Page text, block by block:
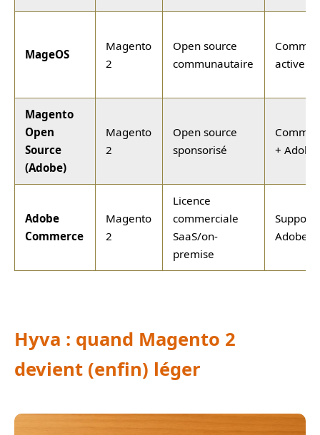
MageOS
Magento
2
Open source
communautaire
active
Magento
Open
Source
(Adobe)
Magento
2
Open source
sponsorisé
+ Adobe
Adobe
Commerce
Magento
2
Licence
commerciale
SaaS/on-
premise
Support
Adobe
Hyva : quand Magento 2
devient (enfin) léger